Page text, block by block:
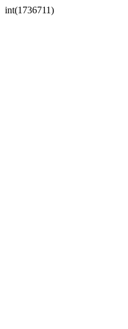
int(1736711)